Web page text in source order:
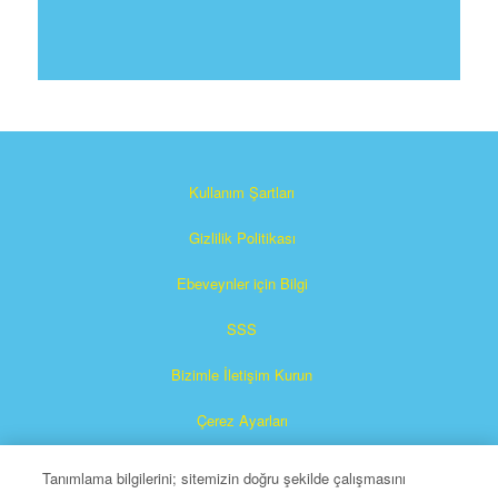
Kullanım Şartları
Gizlilik Politikası
Ebeveynler için Bilgi
SSS
Bizimle İletişim Kurun
Çerez Ayarları
Tanımlama bilgilerini; sitemizin doğru şekilde çalışmasını